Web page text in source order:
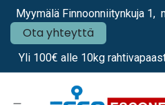
Siirry sisältöön
Myymälä Finnoonniitynkuja 1,
Ota yhteyttä
Yli 100€ alle 10kg